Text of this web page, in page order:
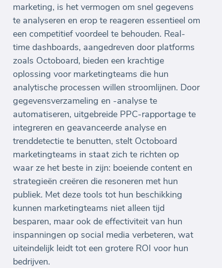
marketing, is het vermogen om snel gegevens
te analyseren en erop te reageren essentieel om
een competitief voordeel te behouden. Real-
time dashboards, aangedreven door platforms
zoals Octoboard, bieden een krachtige
oplossing voor marketingteams die hun
analytische processen willen stroomlijnen. Door
gegevensverzameling en -analyse te
automatiseren, uitgebreide PPC-rapportage te
integreren en geavanceerde analyse en
trenddetectie te benutten, stelt Octoboard
marketingteams in staat zich te richten op
waar ze het beste in zijn: boeiende content en
strategieën creëren die resoneren met hun
publiek. Met deze tools tot hun beschikking
kunnen marketingteams niet alleen tijd
besparen, maar ook de effectiviteit van hun
inspanningen op social media verbeteren, wat
uiteindelijk leidt tot een grotere ROI voor hun
bedrijven.